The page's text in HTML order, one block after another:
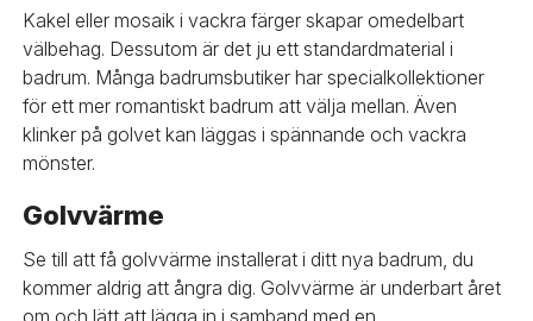
Kakel eller mosaik i vackra färger skapar omedelbart
välbehag. Dessutom är det ju ett standardmaterial i
badrum. Många badrumsbutiker har specialkollektioner
för ett mer romantiskt badrum att välja mellan. Även
klinker på golvet kan läggas i spännande och vackra
mönster.
Golvvärme
Se till att få golvvärme installerat i ditt nya badrum, du
kommer aldrig att ångra dig. Golvvärme är underbart året
om och lätt att lägga in i samband med en